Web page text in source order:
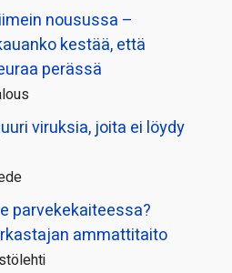
nousussa –
kestää, että
perässä
viruksia, joita ei löydy
parvekekaiteessa?
ammattitaito